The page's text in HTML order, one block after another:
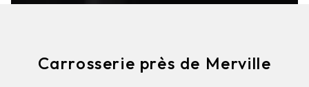
Carrosserie près de Merville